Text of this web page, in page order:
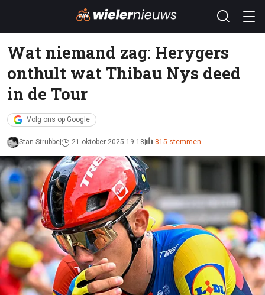
Wat niemand zag: Herygers
onthult wat Thibau Nys deed
in de Tour
Volg ons op Google
Stan Strubbe 21 oktober 2025 19:18 815 stemmen